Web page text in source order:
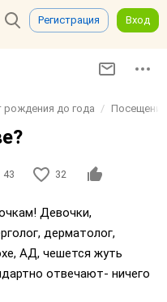
Регистрация Вход
рождения до года
43 32
Девочки,
дерматолог,
АД, чешется жуть
отвечают- ничего